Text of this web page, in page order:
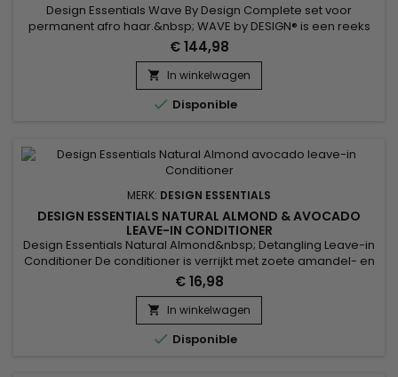
Design Essentials Wave By Design Complete set voor
permanent afro haar.&nbsp; WAVE by DESIGN® is een reeks
producten die zijn ontworpen om steunpermanent, krullen,
natuurlijke en getextureerde stijlen te creëren.&nbsp; Wave
by Design-productlijn geeft mooie krullen, verzacht, versterkt,
herstructureert en hydrateert het haar en laat het glanzend
en...
€ 144,98
 In winkelwagen
 Disponible
MERK: DESIGN ESSENTIALS
DESIGN ESSENTIALS NATURAL ALMOND & AVOCADO
LEAVE-IN CONDITIONER
Design Essentials Natural Almond&nbsp; Detangling Leave-in
Conditioner De conditioner is verrijkt met zoete amandel- en
avocado-oliën, voor soepelheid en glans bij droog en
futloos haar. &nbsp;De Natural Almond & Avocado
Detangling Leave-In Conditioner dringt snel in, verzacht het
haar meteen en sluit de haarschubben zodat het haar
gemakkelijk...
€ 16,98
 In winkelwagen
 Disponible